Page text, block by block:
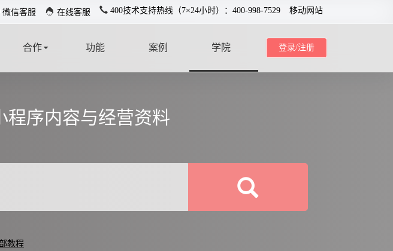
微信客服  在线客服 400技术支持热线（7×24小时）：400-998-7529 移动网站
登录/注册
合作 功能 案例 学院
程序内容与经营资料
教程